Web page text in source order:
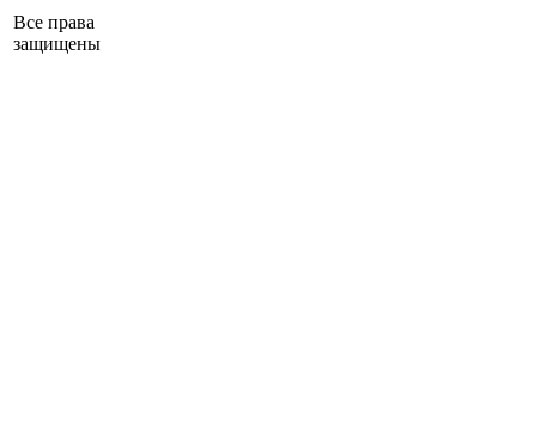
Все права
защищены